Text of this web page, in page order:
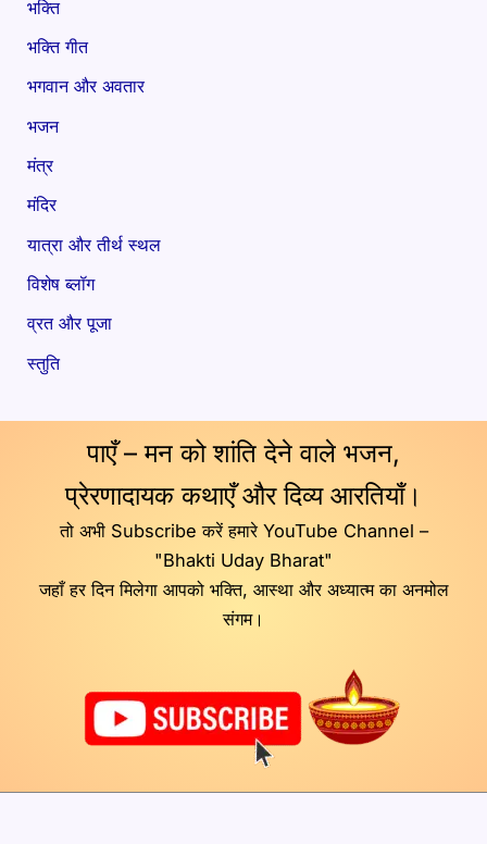
भक्ति
भक्ति गीत
भगवान और अवतार
भजन
मंत्र
मंदिर
यात्रा और तीर्थ स्थल
विशेष ब्लॉग
व्रत और पूजा
स्तुति
पाएँ – मन को शांति देने वाले भजन,
प्रेरणादायक कथाएँ और दिव्य आरतियाँ।
तो अभी Subscribe करें हमारे YouTube Channel –
"Bhakti Uday Bharat"
जहाँ हर दिन मिलेगा आपको भक्ति, आस्था और अध्यात्म का अनमोल
संगम।